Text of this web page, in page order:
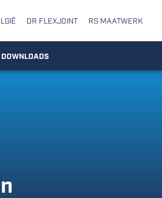
DR FLEXJOINT RS MAATWERK
DOWNLOADS